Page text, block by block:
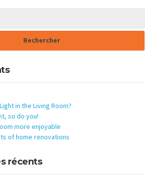
in the Living Room?
so do you!
more enjoyable
of home renovations
récents